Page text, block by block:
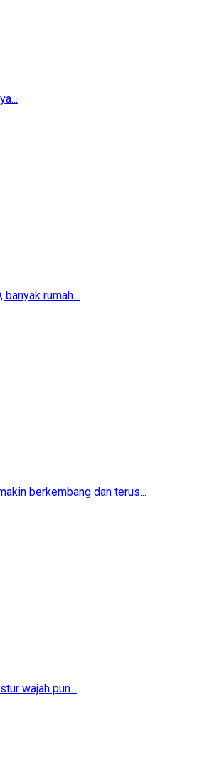
rumah...
berkembang dan terus...
wajah pun...